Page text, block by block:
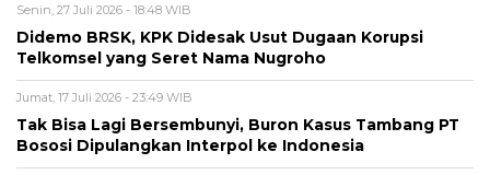
Senin, 27 Juli 2026 - 18:48 WIB
Didemo BRSK, KPK Didesak Usut Dugaan Korupsi
Telkomsel yang Seret Nama Nugroho
Jumat, 17 Juli 2026 - 23:49 WIB
Tak Bisa Lagi Bersembunyi, Buron Kasus Tambang PT
Bososi Dipulangkan Interpol ke Indonesia